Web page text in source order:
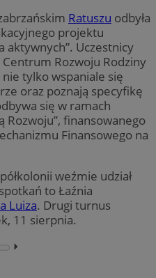
Ratuszu odbyła
projektu
aktywnych”. Uczestnicy
Rozwoju Rodziny
tylko wspaniale się
oraz poznają specyfikę
się w ramach
Rozwoju”, finansowanego
Finansowego na
weźmie udział
to Łaźnia
Luiza. Drugi turnus
11 sierpnia.
⏵︎